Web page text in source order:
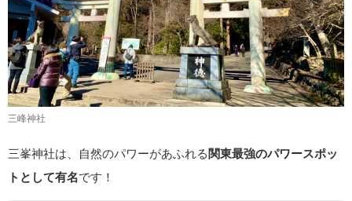
三峰神社
三峯神社は、自然のパワーがあふれる 関東最強のパワースポッ
トとして有名です！